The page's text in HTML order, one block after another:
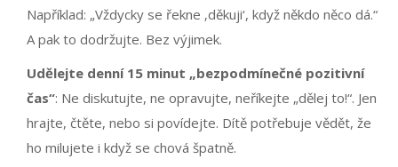
Například: „Vždycky se řekne ‚děkuji‘, když někdo něco dá.“
A pak to dodržujte. Bez výjimek.
Udělejte denní 15 minut „bezpodmínečné pozitivní
čas“: Ne diskutujte, ne opravujte, neříkejte „dělej to!“. Jen
hrajte, čtěte, nebo si povídejte. Dítě potřebuje vědět, že
ho milujete i když se chová špatně.